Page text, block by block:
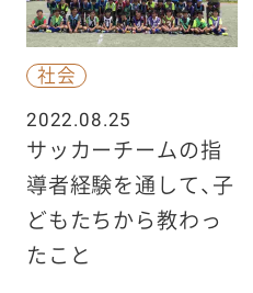
社会
2022.08.25
サッカーチームの指
導者経験を通して、子
どもたちから教わっ
たこと